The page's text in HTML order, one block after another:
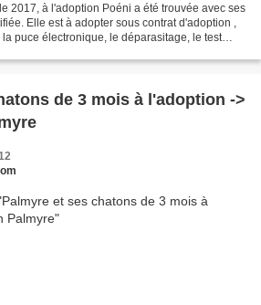
2017, à l'adoption Poéni a été trouvée avec ses
Elle est à adopter sous contrat d'adoption ,
puce électronique, le déparasitage, le test
de 3 mois à l'adoption ->